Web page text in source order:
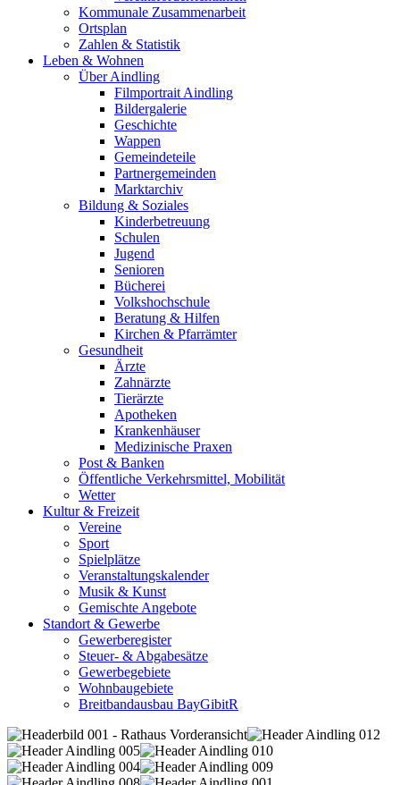
Kommunale Zusammenarbeit
Ortsplan
Zahlen & Statistik
Leben & Wohnen
Über Aindling
Filmportrait Aindling
Bildergalerie
Geschichte
Wappen
Gemeindeteile
Partnergemeinden
Marktarchiv
Bildung & Soziales
Kinderbetreuung
Schulen
Jugend
Senioren
Bücherei
Volkshochschule
Beratung & Hilfen
Kirchen & Pfarrämter
Gesundheit
Ärzte
Zahnärzte
Tierärzte
Apotheken
Krankenhäuser
Medizinische Praxen
Post & Banken
Öffentliche Verkehrsmittel, Mobilität
Wetter
Kultur & Freizeit
Vereine
Sport
Spielplätze
Veranstaltungskalender
Musik & Kunst
Gemischte Angebote
Standort & Gewerbe
Gewerberegister
Steuer- & Abgabesätze
Gewerbegebiete
Wohnbaugebiete
Breitbandausbau BayGibitR